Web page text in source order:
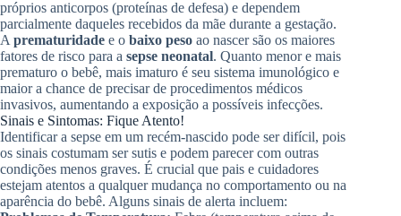
próprios anticorpos (proteínas de defesa) e dependem
parcialmente daqueles recebidos da mãe durante a gestação.
A prematuridade e o baixo peso ao nascer são os maiores
fatores de risco para a sepse neonatal. Quanto menor e mais
prematuro o bebê, mais imaturo é seu sistema imunológico e
maior a chance de precisar de procedimentos médicos
invasivos, aumentando a exposição a possíveis infecções.
Sinais e Sintomas: Fique Atento!
Identificar a sepse em um recém-nascido pode ser difícil, pois
os sinais costumam ser sutis e podem parecer com outras
condições menos graves. É crucial que pais e cuidadores
estejam atentos a qualquer mudança no comportamento ou na
aparência do bebê. Alguns sinais de alerta incluem: